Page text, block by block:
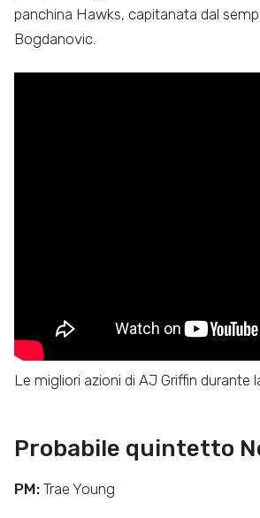
panchina Hawks, capitanata dal
Bogdanovic.
Le migliori azioni di AJ Griffin durante
Probabile quintetto
PM: Trae Young